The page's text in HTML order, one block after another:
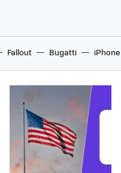
Fallout Bugatti iPhone